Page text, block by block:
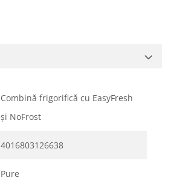
Combină frigorifică cu EasyFresh
şi NoFrost
4016803126638
Pure